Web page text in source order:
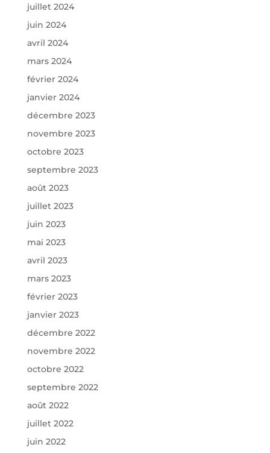
juillet 2024
juin 2024
avril 2024
mars 2024
février 2024
janvier 2024
décembre 2023
novembre 2023
octobre 2023
septembre 2023
août 2023
juillet 2023
juin 2023
mai 2023
avril 2023
mars 2023
février 2023
janvier 2023
décembre 2022
novembre 2022
octobre 2022
septembre 2022
août 2022
juillet 2022
juin 2022